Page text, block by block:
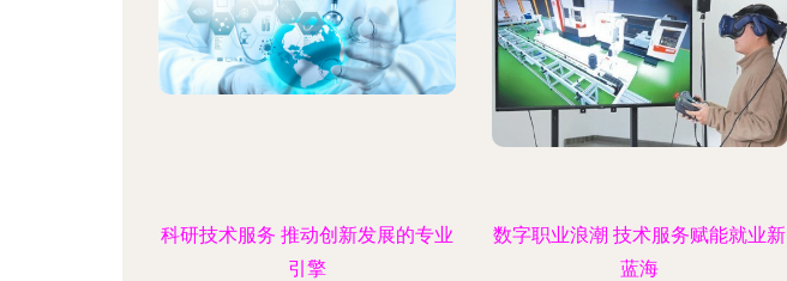
科研技术服务 推动创新发展的专业
引擎
数字职业浪潮 技术服务赋能就业新
蓝海